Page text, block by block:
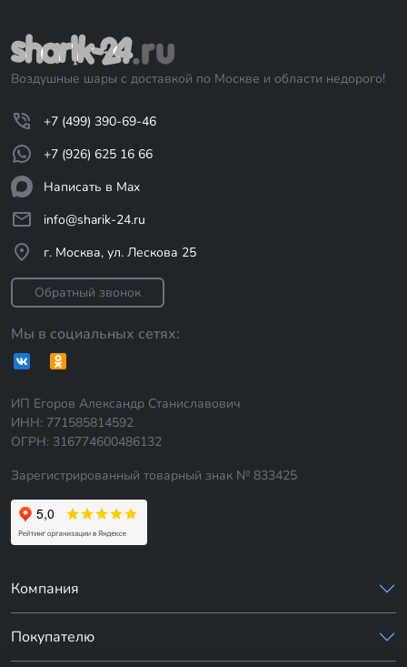
Воздушные шары с доставкой по Москве и области недорого!
+7 (499) 390-69-46
+7 (926) 625 16 66
Написать в Max
info@sharik-24.ru
г. Москва, ул. Лескова 25
Обратный звонок
Мы в социальных сетях:
ИП Егоров Александр Станиславович
ИНН: 771585814592
ОГРН: 316774600486132
Зарегистрированный товарный знак № 833425
Компания
Покупателю